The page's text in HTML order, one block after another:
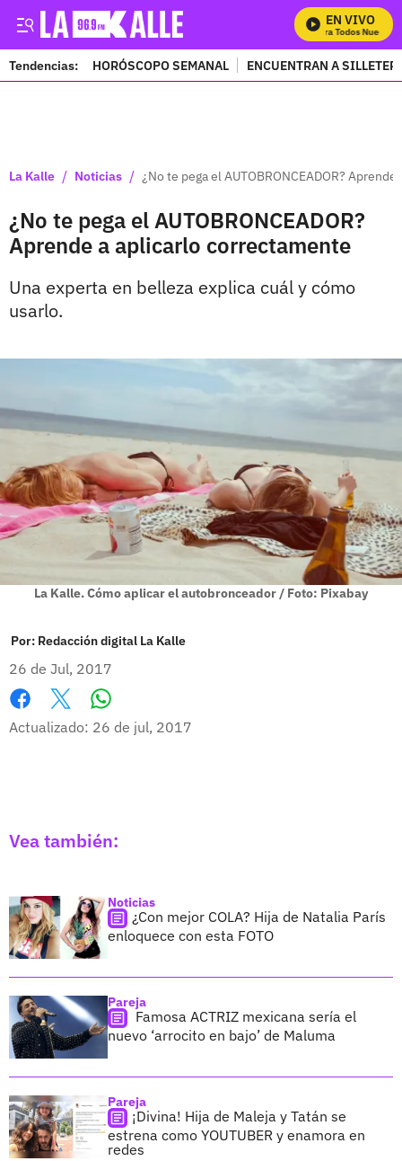
EN VIVO
Mira Todos Nuestros
Tendencias: HORÓSCOPO SEMANAL ENCUENTRAN A
La Kalle / Noticias / ¿No te pega el AUTOBRONCEADOR?
¿No te pega el AUTOBRONCEADOR?
Aprende a aplicarlo correctamente
Una experta en belleza explica cuál y cómo
usarlo.
La Kalle. Cómo aplicar el autobronceador / Foto: Pixabay
Por: Redacción digital La Kalle
26 de Jul, 2017
Facebook
X
Actualizado: 26 de jul, 2017
Vea también:
Noticias
¿Con mejor COLA? Hija de Natalia París
enloquece con esta FOTO
Pareja
Famosa ACTRIZ mexicana sería el
nuevo ‘arrocito en bajo’ de Maluma
Pareja
¡Divina! Hija de Maleja y Tatán se
estrena como YOUTUBER y enamora en
redes